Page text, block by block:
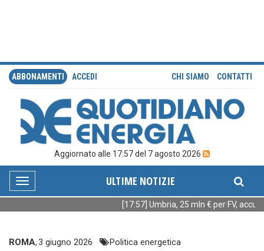
ABBONAMENTI ACCEDI CHI SIAMO CONTATTI
Aggiornato alle 17:57 del 7 agosto 2026
Toggle
navigation
ULTIME NOTIZIE
[17:57] Umbria, 25 mln € per FV,
ROMA,3 giugno 2026 Politica energetica